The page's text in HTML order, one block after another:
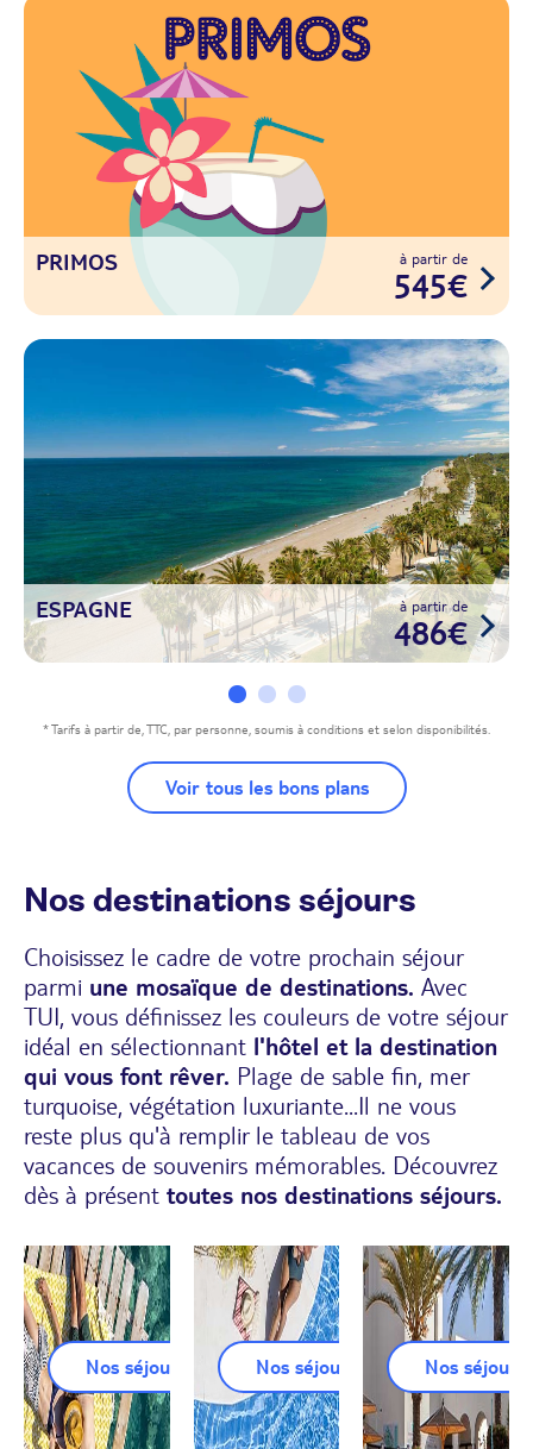
PRIMOS à partir de
545€
ESPAGNE à partir de
486€
* Tarifs à partir de, TTC, par personne, soumis à conditions et selon disponibilités.
Voir tous les bons plans
Nos destinations séjours
Choisissez le cadre de votre prochain séjour
parmi une mosaïque de destinations. Avec
TUI, vous définissez les couleurs de votre séjour
idéal en sélectionnant l'hôtel et la destination
qui vous font rêver. Plage de sable fin, mer
turquoise, végétation luxuriante...Il ne vous
reste plus qu'à remplir le tableau de vos
vacances de souvenirs mémorables. Découvrez
dès à présent toutes nos destinations séjours.
Nos séjours Grèce Nos séjours EspagneNos séjours